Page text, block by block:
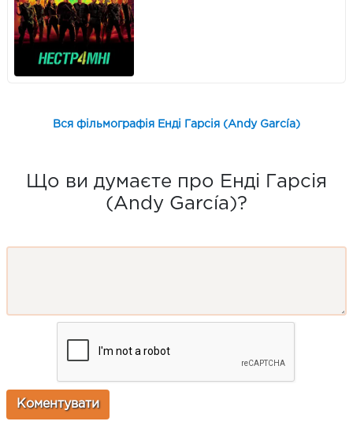
Вся фільмографія Енді Гарсія (Andy García)
Що ви думаєте про Енді Гарсія
(Andy García)?